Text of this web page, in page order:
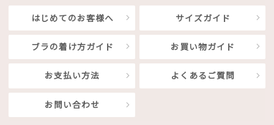
はじめてのお客様へ サイズガイド
ブラの着け方ガイド お買い物ガイド
お支払い方法 よくあるご質問
お問い合わせ